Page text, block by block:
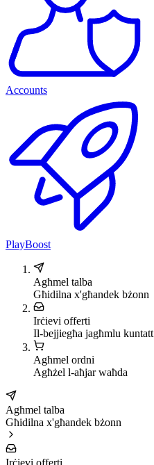
Accounts
PlayBoost
Agħmel talba
Għidilna x'għandek bżonn
Irċievi offerti
Il-bejjiegħa jagħmlu kuntatt
Agħmel ordni
Agħżel l-aħjar waħda
Agħmel talba
Għidilna x'għandek bżonn